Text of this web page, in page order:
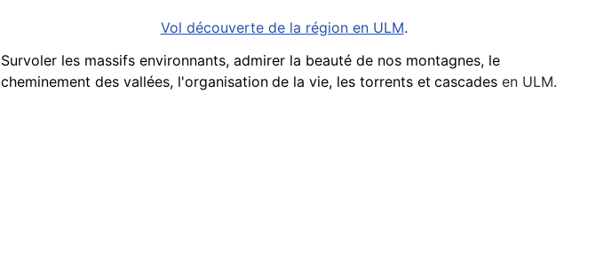
Vol découverte de la région en ULM.
Survoler les massifs environnants, admirer la beauté de nos montagnes, le
cheminement des vallées, l'organisation de la vie, les torrents et cascades en ULM.